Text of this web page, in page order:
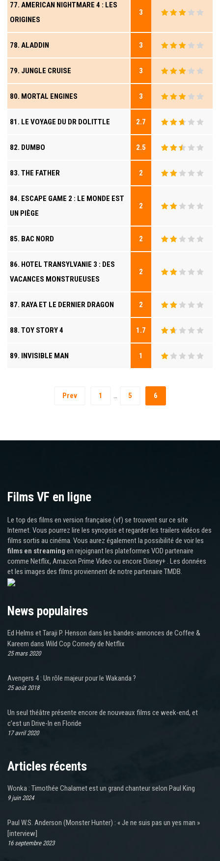
77. AMERICAN NIGHTMARE 4 : LES
ORIGINES
3
78. ALADDIN 3
79. JUNGLE CRUISE 3
80. MORTAL ENGINES 3
81. LE VOYAGE DU DR DOLITTLE 2.7
82. DUMBO 2.5
83. THE FATHER 2
84. ESCAPE GAME 2 : LE MONDE EST
UN PIÈGE
2
85. BAC NORD 2
86. HOTEL TRANSYLVANIE 3 : DES
VACANCES MONSTRUEUSES
2
87. RAYA ET LE DERNIER DRAGON 2
88. TOY STORY 4 1.7
89. INVISIBLE MAN 1
Prev 1 5 6
Films VF en ligne
Le top des films en version française (vf) se trouvent sur ce site
Internet. Vous pourrez lire les synopsis et regarder les trailers vidéos des
films sortis au cinéma. Vous aurez également la possibilité de voir les
films en streaming en rejoignant les plateformes VOD partenaire
comme Netflix, Amazon Prime Video ou encore Disney+ . Les données
et les images des films proviennent de notre partenaire TMDB.
News populaires
Ed Helms et Taraji P. Henson dans les bandes-annonces de Coffee &
Kareem dans Wild Cop Comedy de Netflix
25 mars 2020
Avengers 4 : Un rôle majeur pour le Wakanda ?
25 août 2018
Un seul théâtre présente encore de nouveaux films ce week-end, et
c’est un Drive-In en Floride
17 avril 2020
Articles récents
Wonka : Timothée Chalamet est un grand chanteur selon Paul King
9 juin 2024
Paul W.S. Anderson (Monster Hunter) : « Je ne suis pas un yes man »
[interview]
16 septembre 2023